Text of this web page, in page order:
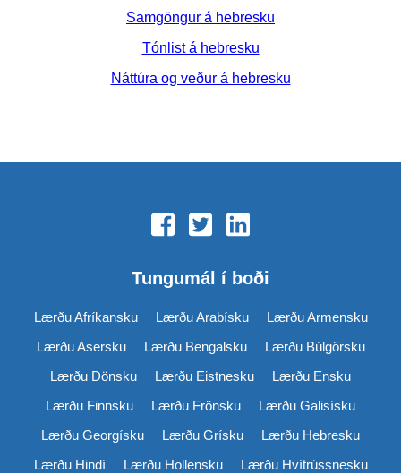
Samgöngur á hebresku
Tónlist á hebresku
Náttúra og veður á hebresku
Tungumál í boði
Lærðu Afríkansku Lærðu Arabísku
Lærðu Armensku
Lærðu Asersku
Lærðu Bengalsku
Lærðu Búlgörsku
Lærðu Dönsku
Lærðu Eistnesku
Lærðu Ensku
Lærðu Finnsku
Lærðu Frönsku
Lærðu Galisísku
Lærðu Georgísku
Lærðu Grísku
Lærðu Hebresku
Lærðu Hindí
Lærðu Hollensku
Lærðu Hvítrússnesku